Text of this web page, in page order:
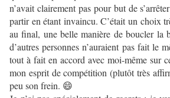
n’avait clairement pas pour but de
partir en étant invaincu. C’était un choix
au final, une belle manière de boucler la
d’autres personnes n’auraient pas fait le
tout à fait en accord avec moi-même sur
mon esprit de compétition (plutôt très
peu son frein. 😄